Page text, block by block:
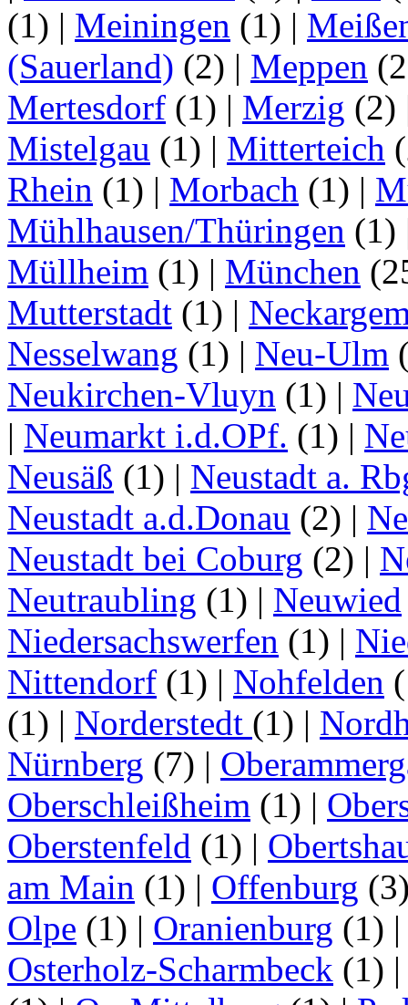
(1) | Meiningen (1) |
(Sauerland) (2) | Meppen
Mertesdorf (1) | Merzig (2)
Mistelgau (1) | Mitterteich
Rhein (1) | Morbach (1) |
Mühlhausen/Thüringen (1)
Müllheim (1) | München
Mutterstadt (1) |
Nesselwang (1) | Neu-Ulm
Neukirchen-Vluyn (1) |
| Neumarkt i.d.OPf. (1) |
Neusäß (1) | Neustadt a.
Neustadt a.d.Donau (2) |
Neustadt bei Coburg (2) |
Neutraubling (1) | Neuwied
Niedersachswerfen (1) |
Nittendorf (1) | Nohfelden
(1) | Norderstedt (1) |
Nürnberg (7) |
Oberschleißheim (1) |
Oberstenfeld (1) |
am Main (1) | Offenburg
Olpe (1) | Oranienburg (1)
Osterholz-Scharmbeck (1)